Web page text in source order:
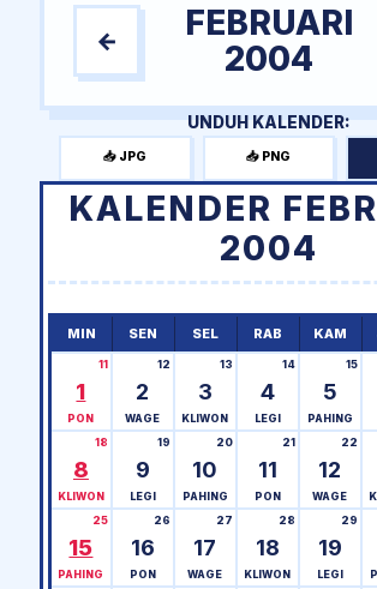
←
FEBRUARI
2004
UNDUH KALENDER:
📥 JPG 📥 PNG
KALENDER
2004
MIN SEN SEL RAB KAM
1
11
PON
2
12
WAGE
3
13
KLIWON
4
14
LEGI
5
15
PAHING
8
18
KLIWON
9
19
LEGI
10
20
PAHING
11
21
PON
12
22
WAGE
15
25
PAHING
16
26
PON
17
27
WAGE
18
28
KLIWON
19
29
LEGI